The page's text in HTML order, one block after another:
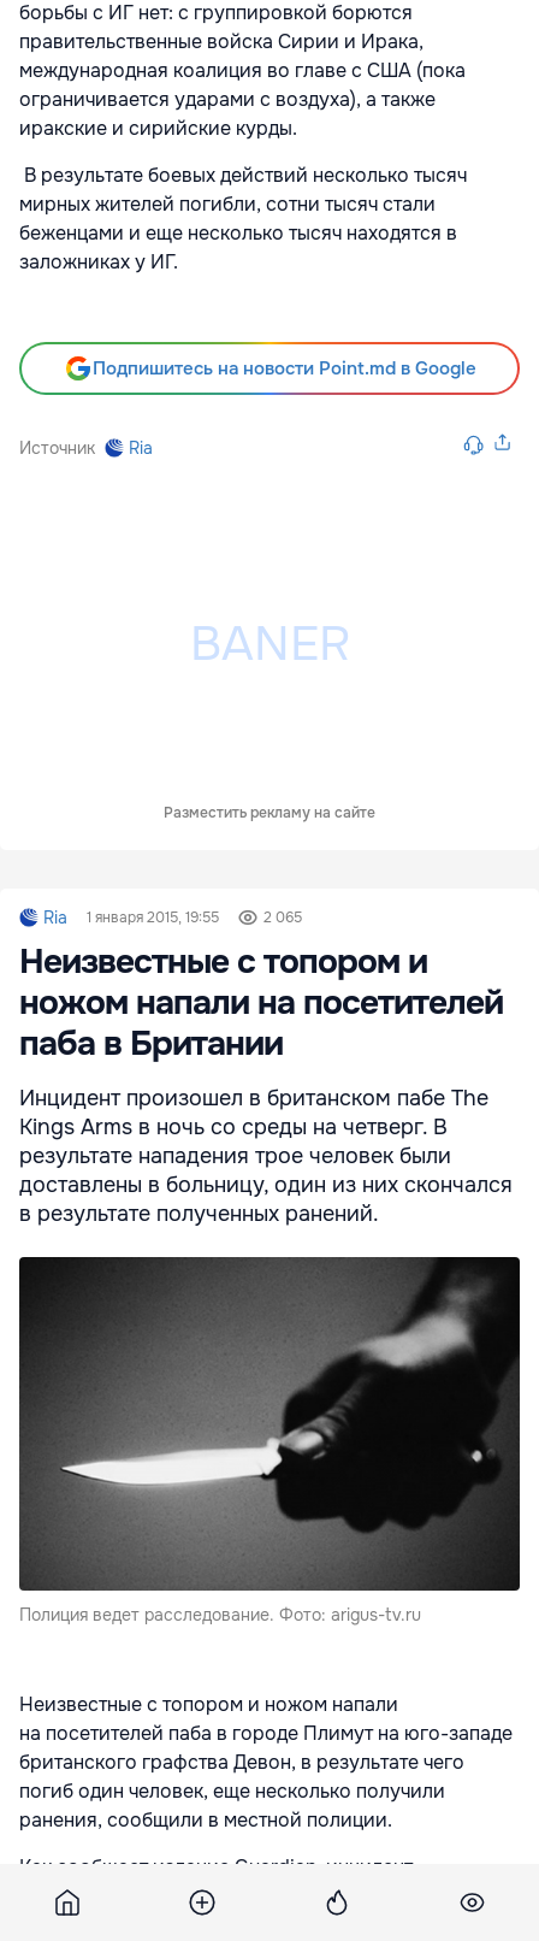
борьбы с ИГ нет: с группировкой борются
правительственные войска Сирии и Ирака,
международная коалиция во главе с США (пока
ограничивается ударами с воздуха), а также
иракские и сирийские курды.
В результате боевых действий несколько тысяч
мирных жителей погибли, сотни тысяч стали
беженцами и еще несколько тысяч находятся в
заложниках у ИГ.
Подпишитесь на новости Point.md в Google
Источник Ria
Разместить рекламу на сайте
Ria 1 января 2015, 19:55 2 065
Неизвестные с топором и
ножом напали на посетителей
паба в Британии
Инцидент произошел в британском пабе The
Kings Arms в ночь со среды на четверг. В
результате нападения трое человек были
доставлены в больницу, один из них скончался
в результате полученных ранений.
Полиция ведет расследование. Фото: arigus-tv.ru
Неизвестные с топором и ножом напали
на посетителей паба в городе Плимут на юго-западе
британского графства Девон, в результате чего
погиб один человек, еще несколько получили
ранения, сообщили в местной полиции.
Как сообщает издание Guardian, инцидент
произошел в пабе The Kings Arms в ночь со среды